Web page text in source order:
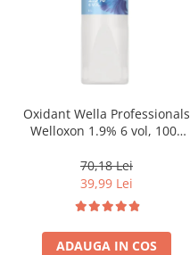
Oxidant Wella Professionals
Welloxon 1.9% 6 vol, 1000
70,18 Lei
39,99 Lei
ADAUGA IN COS